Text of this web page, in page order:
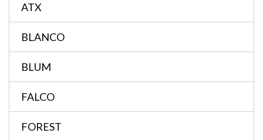
ATX
BLANCO
BLUM
FALCO
FOREST